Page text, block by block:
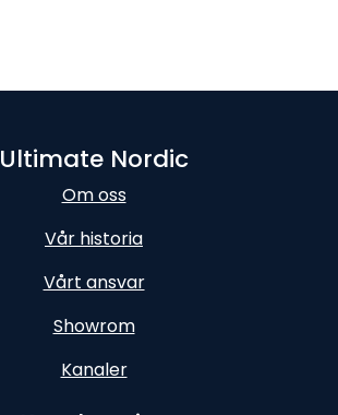
Ultimate Nordic
Om oss
Vår historia
Vårt ansvar
Showrom
Kanaler